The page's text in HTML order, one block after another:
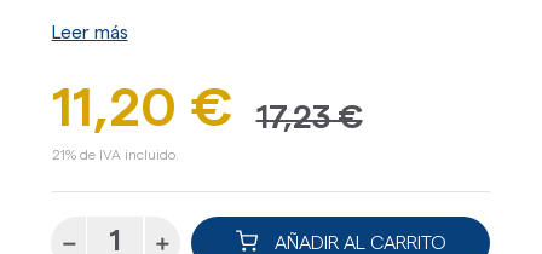
Leer más
11,20 € 17,23 €
21% de IVA incluido.
AÑADIR AL CARRITO